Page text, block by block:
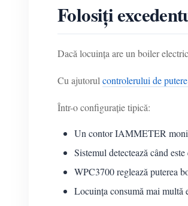
Folosiți
Dacă locuința are un boiler
Cu ajutorulcontrolerului de
Într-o configurație tipică:
Un contor IAMMETER
Sistemul detectează când
WPC3700 reglează puterea
Locuința consumă mai multă